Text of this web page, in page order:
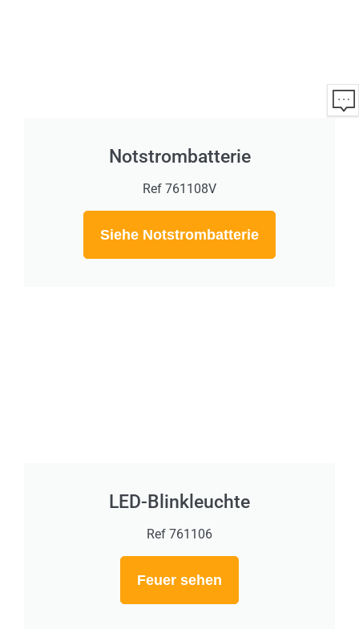
Notstrombatterie
Ref 761108V
Siehe Notstrombatterie
LED-Blinkleuchte
Ref 761106
Feuer sehen